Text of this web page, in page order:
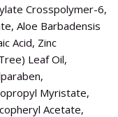
Crosspolymer-6,
Aloe Barbadensis
Acid, Zinc
Leaf Oil,
Myristate,
Acetate,